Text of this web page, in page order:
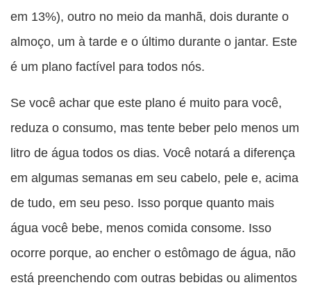
em 13%), outro no meio da manhã, dois durante o
almoço, um à tarde e o último durante o jantar. Este
é um plano factível para todos nós.
Se você achar que este plano é muito para você,
reduza o consumo, mas tente beber pelo menos um
litro de água todos os dias. Você notará a diferença
em algumas semanas em seu cabelo, pele e, acima
de tudo, em seu peso. Isso porque quanto mais
água você bebe, menos comida consome. Isso
ocorre porque, ao encher o estômago de água, não
está preenchendo com outras bebidas ou alimentos